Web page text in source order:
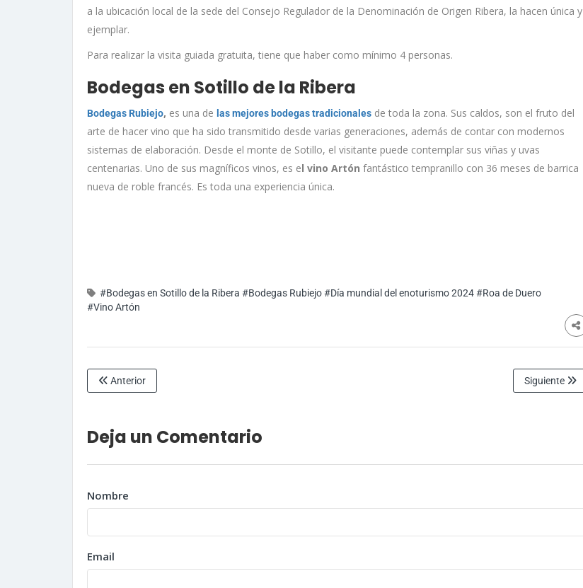
a la ubicación local de la sede del Consejo Regulador de la Denominación de Origen Ribera, la hacen única y
ejemplar.
Para realizar la visita guiada gratuita, tiene que haber como mínimo 4 personas.
Bodegas en Sotillo de la Ribera
Bodegas Rubiejo, es una de las mejores bodegas tradicionales de toda la zona. Sus caldos, son el fruto del
arte de hacer vino que ha sido transmitido desde varias generaciones, además de contar con modernos
sistemas de elaboración. Desde el monte de Sotillo, el visitante puede contemplar sus viñas y uvas
centenarias. Uno de sus magníficos vinos, es el vino Artón fantástico tempranillo con 36 meses de barrica
nueva de roble francés. Es toda una experiencia única.
#Bodegas en Sotillo de la Ribera #Bodegas Rubiejo#Día mundial del enoturismo 2024#Roa de Duero
#Vino Artón
Anterior Siguiente
Deja un Comentario
Nombre
Email